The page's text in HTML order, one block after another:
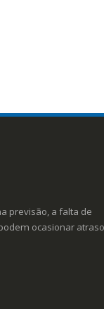
previsão, a falta de
ocasionar